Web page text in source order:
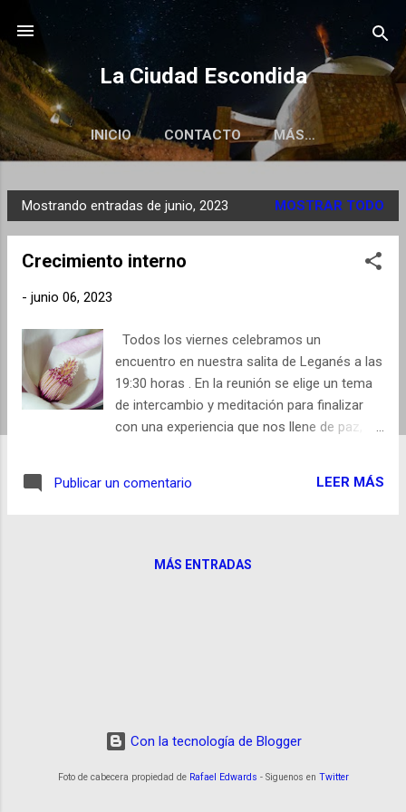
Ir al contenido principal
La Ciudad Escondida
INICIO CONTACTO MÁS…
E
n
Mostrando entradas de junio, 2023 MOSTRAR TODO
Crecimiento interno
- junio 06, 2023
Todos los viernes celebramos un
encuentro en nuestra salita de Leganés a las
19:30 horas . En la reunión se elige un tema
de intercambio y meditación para finalizar
con una experiencia que nos llene de paz,
interno ¿Qué entendemos por crecimiento
humano? Imagen cortesía de suju-foto
Publicar un comentario LEER MÁS
MÁS ENTRADAS
Con la tecnología de Blogger
Foto de cabecera propiedad de Rafael Edwards - Siguenos en Twitter